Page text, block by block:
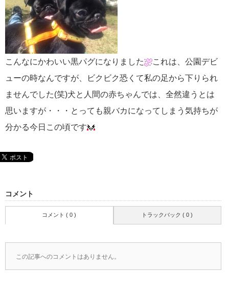
こんなにかわいい黒パグになりました
これは、公園デビ
ューの時なんですが、ビクビク恐くて私の足から下りられ
ませんでした(笑)犬と人間の赤ちゃんでは、全然違うとは
思いますが・・・とっても親バカになってしまう気持ちが
分かる今日この頃です
コメント
コメント ( 0 ) トラックバック ( 0 )
この記事へのコメントはありません。